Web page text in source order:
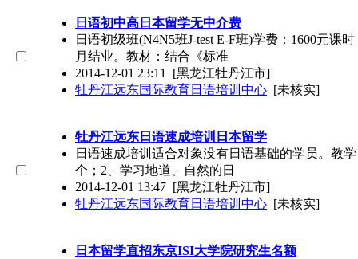
日语初中高日本留学无中介费
日语初级班(N4N5班J-test E-F班)学费：1600元课
月结业。教材：结合《标准
2014-12-01 23:11 [黑龙江牡丹江市]
牡丹江远东国际教育日语培训中心 [未核实]
牡丹江远东日语速成培训日本留学
日语速成培训适合对象没有日语基础的学员。教
个；2、学习地道、自然的日
2014-12-01 13:47 [黑龙江牡丹江市]
牡丹江远东国际教育日语培训中心 [未核实]
日本留学直招东京ISI大学院研究生名额